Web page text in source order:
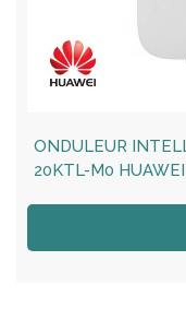
ONDULEUR
20KTL-M0 HUAWEI